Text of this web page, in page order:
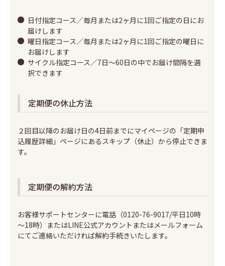
日付指定コース／毎月または2ヶ月に1回ご指定の日にお
届けします
曜日指定コース／毎月または2ヶ月に1回ご指定の曜日に
お届けします
サイクル指定コース／7日～60日の中でお届け間隔を選
択できます
定期便の休止方法
２回目以降のお届け日の4日前までにマイページの「定期申
込履歴詳細」ページにあるスキップ（休止）から停止できま
す。
定期便の解約方法
お客様サポートセンターに電話（0120-76-9017/平日10時
～18時）またはLINE公式アカウント またはメールフォーム
にてご連絡いただければ解約手続きいたします。